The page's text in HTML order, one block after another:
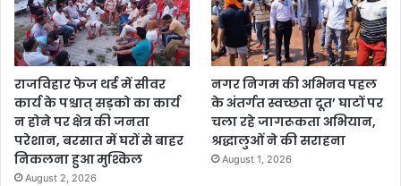
राजविहार फेज थर्ड में सीवर
कार्य के पश्चात् सड़को का कार्य
न होने पर क्षेत्र की जनता
परेशान, बरसात में घरों से बाहर
निकलना हुआ मुश्किल
August 2, 2026
नगर निगम की अभिनव पहल
के अंतर्गत स्वच्छता दूत’ घाटों पर
चला रहे जागरूकता अभियान,
श्रद्धालुओं ने की सराहना
August 1, 2026